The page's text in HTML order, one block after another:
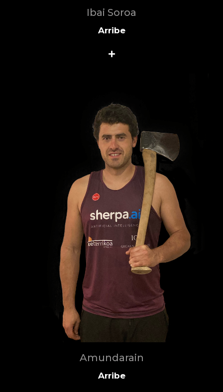
Ibai Soroa
Arribe
Amundarain
Arribe